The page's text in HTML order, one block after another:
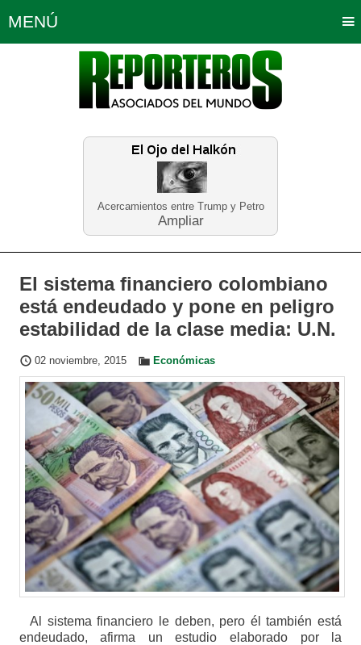
Acercamientos entre Trump y Petro
Ampliar
MENÚ
Política Opinión Bogotá
Planeta Tierra Deportes
Educación Neira
El sistema financiero colombiano
está endeudado y pone en peligro
estabilidad de la clase media: U.N.
02 noviembre, 2015 Económicas
Al sistema financiero le deben, pero él también está
endeudado, afirma un estudio elaborado por la